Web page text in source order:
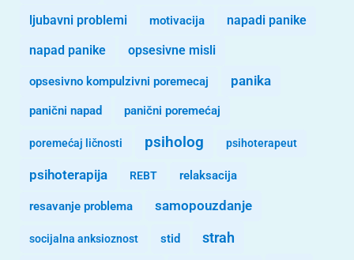
ljubavni problemi motivacija napadi panike
napad panike opsesivne misli
opsesivno kompulzivni poremecaj panika
panični napad panični poremećaj
poremećaj ličnosti psiholog psihoterapeut
psihoterapija REBT relaksacija
resavanje problema samopouzdanje
socijalna anksioznost stid strah